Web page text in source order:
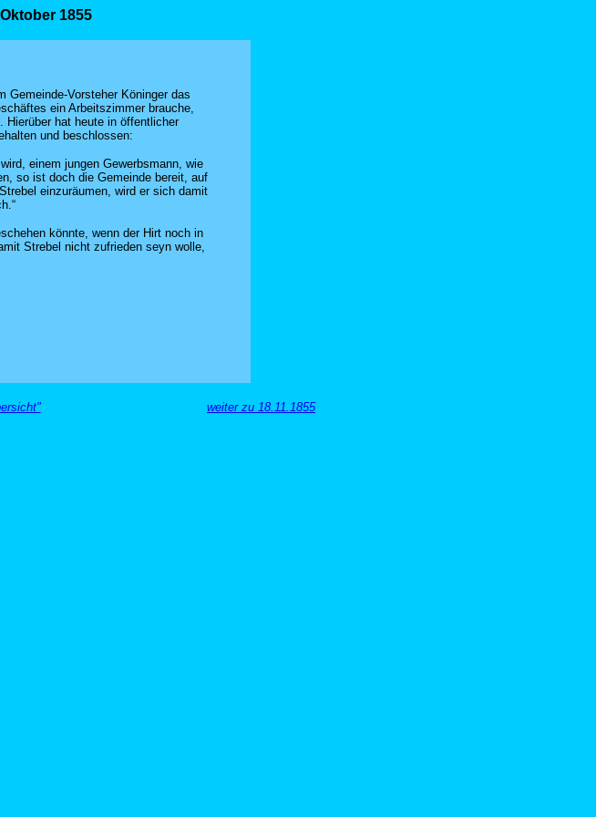
1855
Gemeinde-Vorsteher Köninger das
ein Arbeitszimmer brauche,
hat heute in öffentlicher
und beschlossen:
einem jungen Gewerbsmann, wie
so ist doch die Gemeinde bereit, auf
einzuräumen, wird er sich damit
könnte, wenn der Hirt noch in
Strebel nicht zufrieden seyn wolle,
weiter zu 18.11.1855